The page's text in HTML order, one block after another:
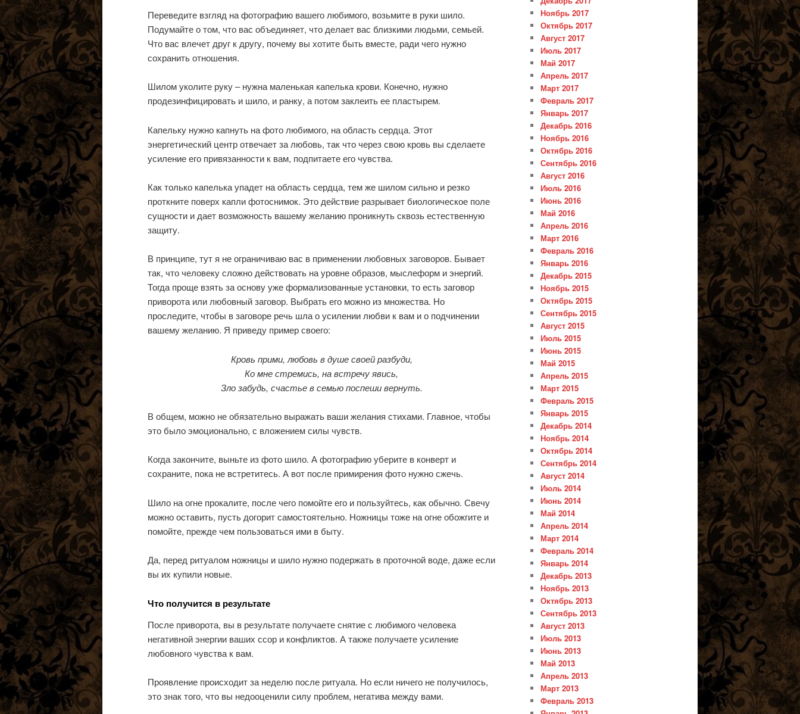
Переведите взгляд на фотографию вашего любимого, возьмите в руки шило.
Подумайте о том, что вас объединяет, что делает вас близкими людьми, семьей.
Что вас влечет друг к другу, почему вы хотите быть вместе, ради чего нужно
сохранить отношения.
Шилом уколите руку – нужна маленькая капелька крови. Конечно, нужно
продезинфицировать и шило, и ранку, а потом заклеить ее пластырем.
Капельку нужно капнуть на фото любимого, на область сердца. Этот
энергетический центр отвечает за любовь, так что через свою кровь вы сделаете
усиление его привязанности к вам, подпитаете его чувства.
Как только капелька упадет на область сердца, тем же шилом сильно и резко
проткните поверх капли фотоснимок. Это действие разрывает биологическое поле
сущности и дает возможность вашему желанию проникнуть сквозь естественную
защиту.
В принципе, тут я не ограничиваю вас в применении любовных заговоров. Бывает
так, что человеку сложно действовать на уровне образов, мыслеформ и энергий.
Тогда проще взять за основу уже формализованные установки, то есть заговор
приворота или любовный заговор. Выбрать его можно из множества. Но
проследите, чтобы в заговоре речь шла о усилении любви к вам и о подчинении
вашему желанию. Я приведу пример своего:
Кровь прими, любовь в душе своей разбуди,
Ко мне стремись, на встречу явись,
Зло забудь, счастье в семью поспеши вернуть.
В общем, можно не обязательно выражать ваши желания стихами. Главное, чтобы
это было эмоционально, с вложением силы чувств.
Когда закончите, выньте из фото шило. А фотографию уберите в конверт и
сохраните, пока не встретитесь. А вот после примирения фото нужно сжечь.
Шило на огне прокалите, после чего помойте его и пользуйтесь, как обычно. Свечу
можно оставить, пусть догорит самостоятельно. Ножницы тоже на огне обожгите и
помойте, прежде чем пользоваться ими в быту.
Да, перед ритуалом ножницы и шило нужно подержать в проточной воде, даже если
вы их купили новые.
Что получится в результате
После приворота, вы в результате получаете снятие с любимого человека
негативной энергии ваших ссор и конфликтов. А также получаете усиление
любовного чувства к вам.
Проявление происходит за неделю после ритуала. Но если ничего не получилось,
это знак того, что вы недооценили силу проблем, негатива между вами.
Ноябрь 2017
Октябрь 2017
Август 2017
Июль 2017
Май 2017
Апрель 2017
Март 2017
Февраль 2017
Январь 2017
Декабрь 2016
Ноябрь 2016
Октябрь 2016
Сентябрь 2016
Август 2016
Июль 2016
Июнь 2016
Май 2016
Апрель 2016
Март 2016
Февраль 2016
Январь 2016
Декабрь 2015
Ноябрь 2015
Октябрь 2015
Сентябрь 2015
Август 2015
Июль 2015
Июнь 2015
Май 2015
Апрель 2015
Март 2015
Февраль 2015
Январь 2015
Декабрь 2014
Ноябрь 2014
Октябрь 2014
Сентябрь 2014
Август 2014
Июль 2014
Июнь 2014
Май 2014
Апрель 2014
Март 2014
Февраль 2014
Январь 2014
Декабрь 2013
Ноябрь 2013
Октябрь 2013
Сентябрь 2013
Август 2013
Июль 2013
Июнь 2013
Май 2013
Апрель 2013
Март 2013
Февраль 2013